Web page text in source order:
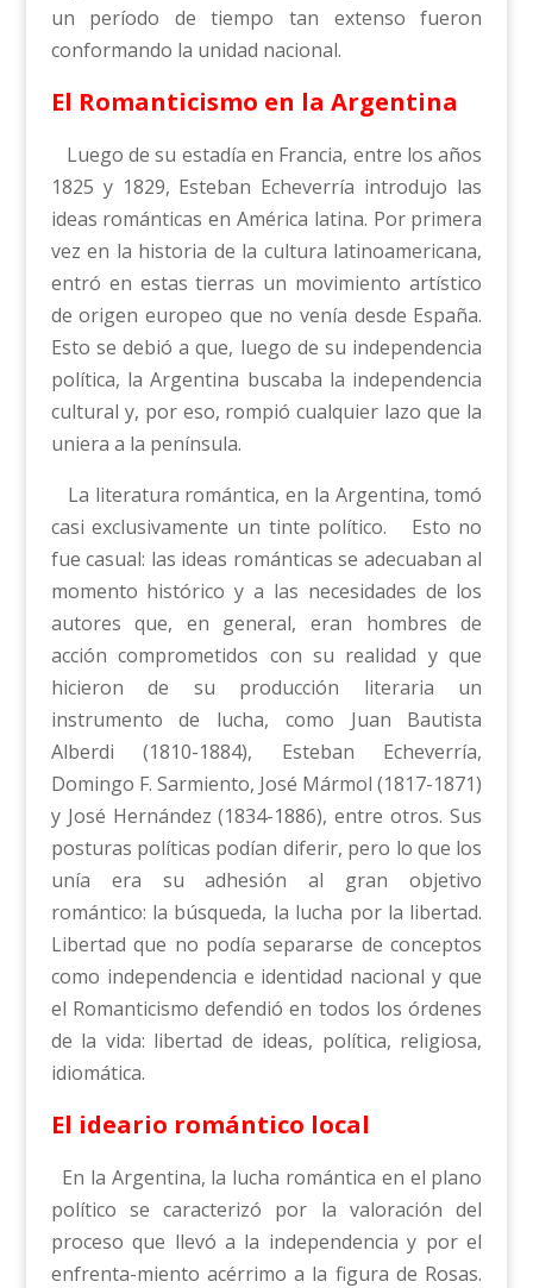
un período de tiempo tan extenso fueron
conformando la unidad nacional.
El Romanticismo en la Argentina
Luego de su estadía en Francia, entre los años
1825 y 1829, Esteban Echeverría introdujo las
ideas románticas en América latina. Por primera
vez en la historia de la cultura latinoamericana,
entró en estas tierras un movimiento artístico
de origen europeo que no venía desde España.
Esto se debió a que, luego de su independencia
política, la Argentina buscaba la independencia
cultural y, por eso, rompió cualquier lazo que la
uniera a la península.
La literatura romántica, en la Argentina, tomó
casi exclusivamente un tinte político. Esto no
fue casual: las ideas románticas se adecuaban al
momento histórico y a las necesidades de los
autores que, en general, eran hombres de
acción comprometidos con su realidad y que
hicieron de su producción literaria un
instrumento de lucha, como Juan Bautista
Alberdi (1810-1884), Esteban Echeverría,
Domingo F. Sarmiento, José Mármol (1817-1871)
y José Hernández (1834-1886), entre otros. Sus
posturas políticas podían diferir, pero lo que los
unía era su adhesión al gran objetivo
romántico: la búsqueda, la lucha por la libertad.
Libertad que no podía separarse de conceptos
como independencia e identidad nacional y que
el Romanticismo defendió en todos los órdenes
de la vida: libertad de ideas, política, religiosa,
idiomática.
El ideario romántico local
En la Argentina, la lucha romántica en el plano
político se caracterizó por la valoración del
proceso que llevó a la independencia y por el
enfrenta-miento acérrimo a la figura de Rosas.